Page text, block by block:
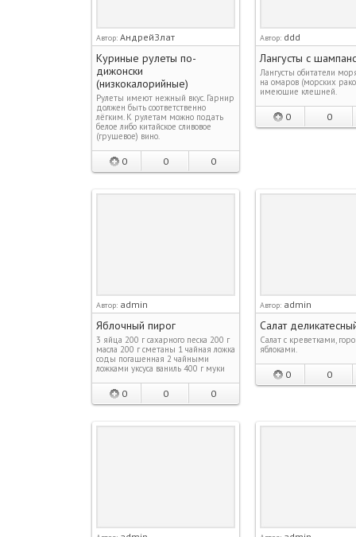
Автор: АндрейЗлат
Куриные рулеты по-
дижонски
(низкокалорийные)
Рулеты имеют нежный вкус. Гарнир
должен быть соответственно
лёгким. К рулетам можно подать
белое либо китайское сливовое
(грушевое) вино.
0 0 0
Автор: ddd
Лангусты с
Лангусты обитатели
на омаров (морских
имеющие клешней.
0 0
Автор: admin
Яблочный пирог
3 яйца 200 г сахарного песка 200 г
масла 200 г сметаны 1 чайная ложка
соды погашенная 2 чайными
ложками уксуса ваниль 400 г муки
0 0 0
Автор: admin
Салат
Салат с креветками,
яблоками.
0 0